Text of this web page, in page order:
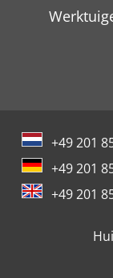
Schaffer 6680 T
Versalift Vtl-
+49 201
+49 201
+49 201